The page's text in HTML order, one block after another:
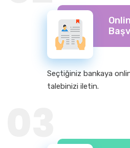
Seçtiğiniz bankaya
talebinizi iletin.